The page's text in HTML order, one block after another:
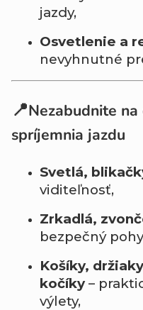
jazdy,
Osvetlenie a
nevyhnutné
📍Nezabudnite
spríjemnia jazdu
Svetlá,
viditeľnosť,
Zrkadlá,
bezpečný
Košíky,
kočíky–
výlety,